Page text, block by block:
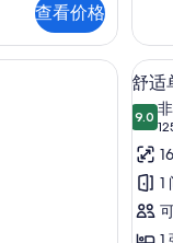
查看价格
多
信
息
保险箱、笔记本电脑工作区
显
示
舒
适
单
人
6
舒适
9.09.0
条
点
1